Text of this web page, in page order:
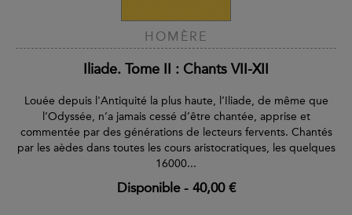
HOMÈRE
Iliade. Tome II : Chants VII-XII
Louée depuis l'Antiquité la plus haute, l’Iliade, de même que
l’Odyssée, n’a jamais cessé d’être chantée, apprise et
commentée par des générations de lecteurs fervents. Chantés
par les aèdes dans toutes les cours aristocratiques, les quelques
16000...
Disponible- 40,00 €